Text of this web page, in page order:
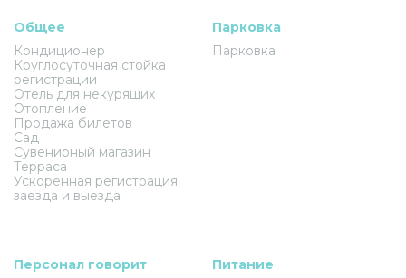
Общее
Кондиционер
Круглосуточная стойка
регистрации
Отель для некурящих
Отопление
Продажа билетов
Сад
Сувенирный магазин
Терраса
Ускоренная регистрация
заезда и выезда
Парковка
Парковка
Персонал говорит
Питание